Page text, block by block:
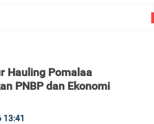
Hauling Pomalaa
PNBP dan Ekonomi
13:41